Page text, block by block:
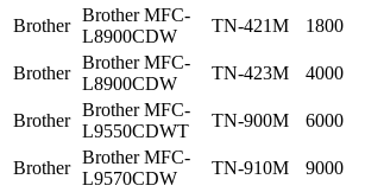
Brother
Brother MFC-
L8900CDW
TN-421M 1800
Brother
Brother MFC-
L8900CDW
TN-423M 4000
Brother
Brother MFC-
L9550CDWT
TN-900M 6000
Brother
Brother MFC-
L9570CDW
TN-910M 9000